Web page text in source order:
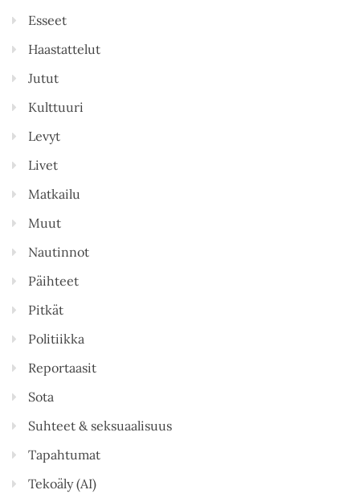
Esseet
Haastattelut
Jutut
Kulttuuri
Levyt
Livet
Matkailu
Muut
Nautinnot
Päihteet
Pitkät
Politiikka
Reportaasit
Sota
Suhteet & seksuaalisuus
Tapahtumat
Tekoäly (AI)